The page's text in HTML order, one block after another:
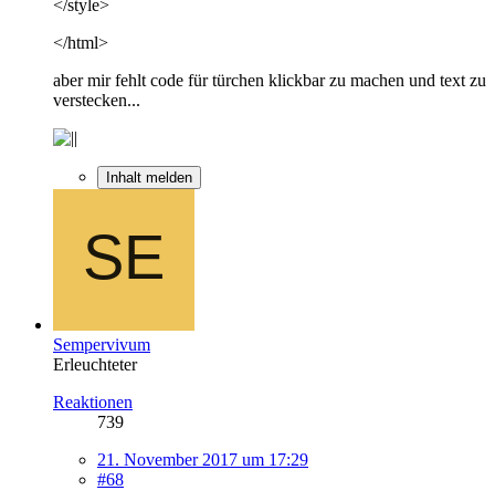
</style>
</html>
aber mir fehlt code für türchen klickbar zu machen und text zu
verstecken...
Inhalt melden
Sempervivum
Erleuchteter
Reaktionen
739
21. November 2017 um 17:29
#68